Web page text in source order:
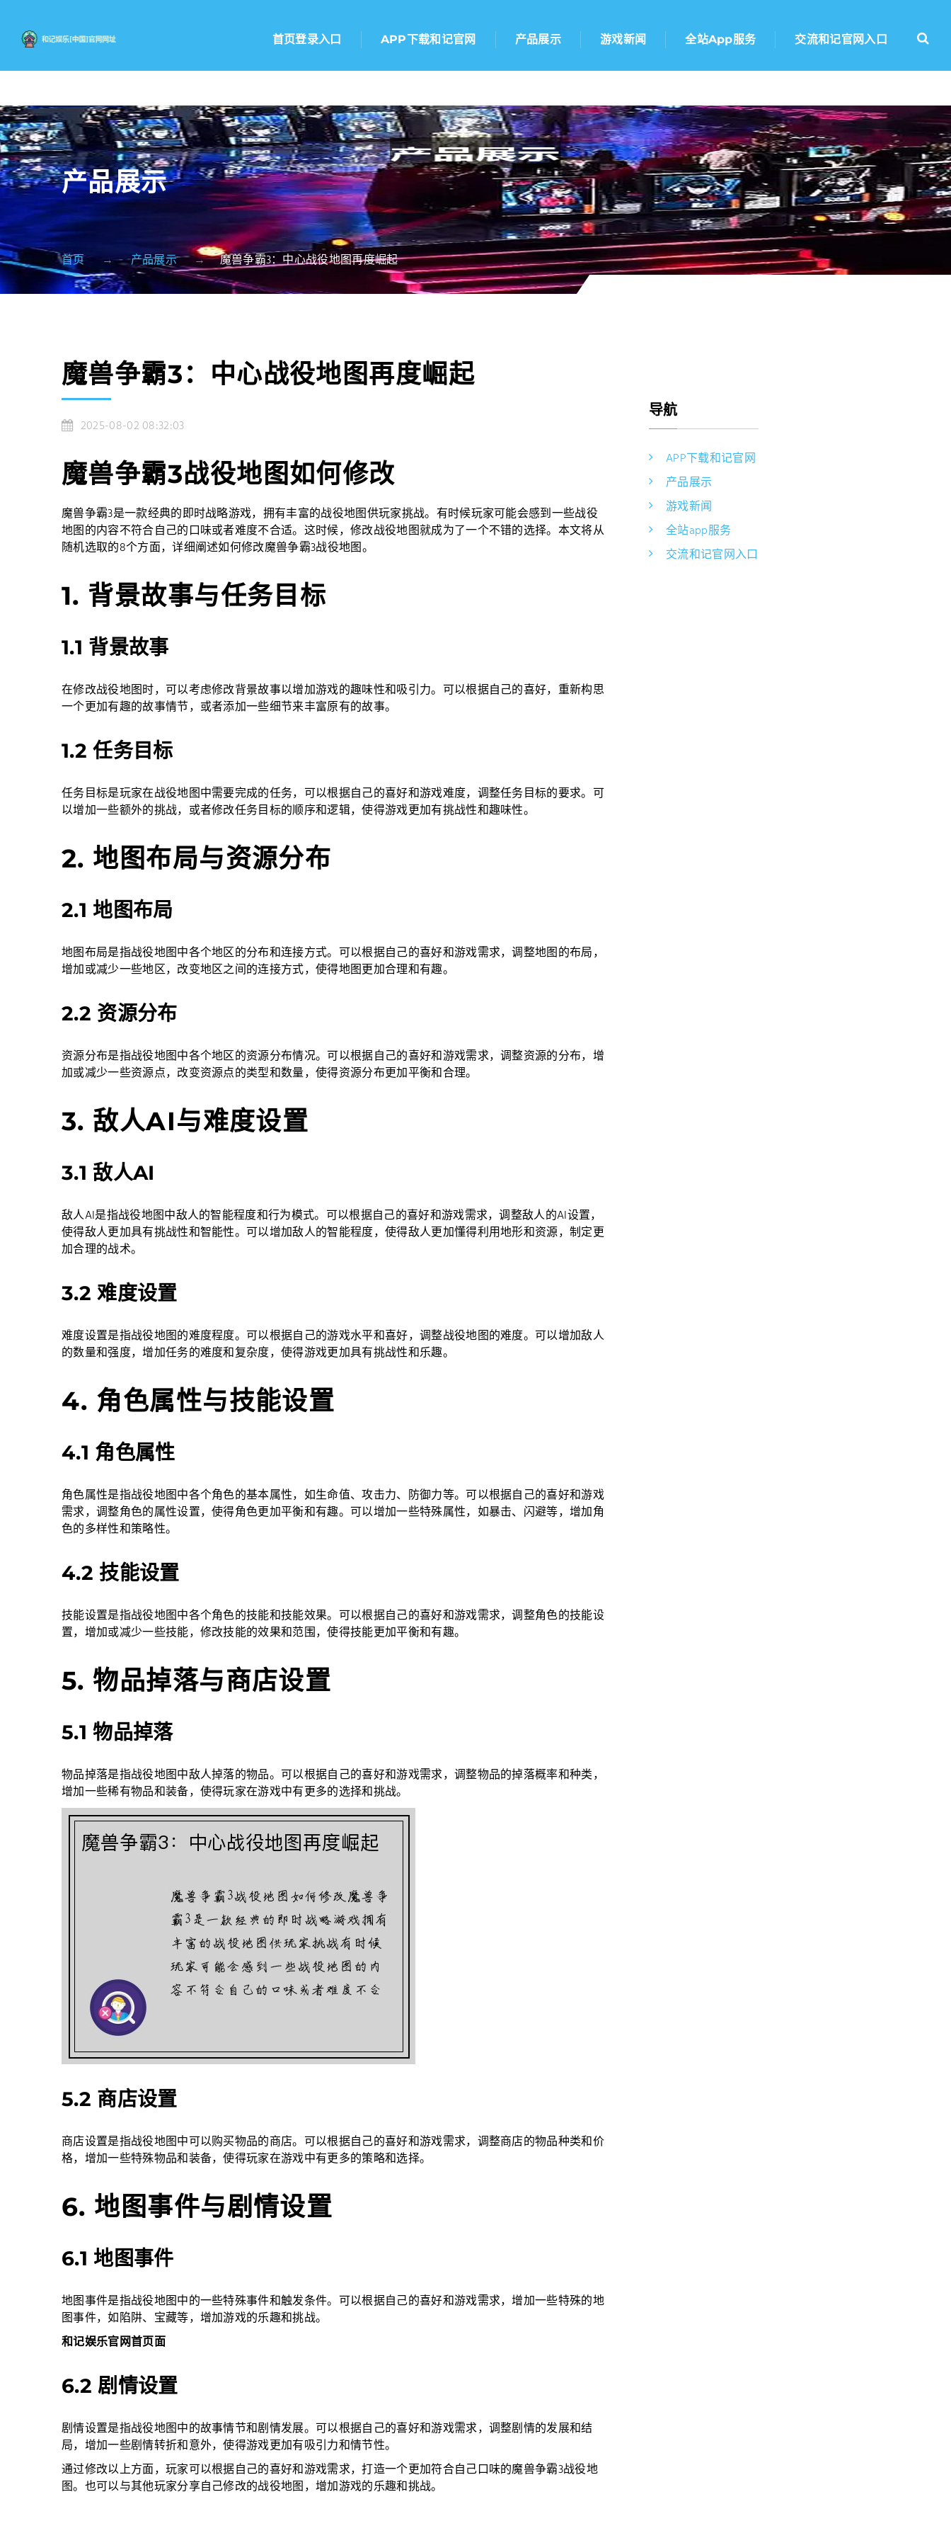
首页登录入口 APP下载和记官网 产品展示 游戏新闻 全站app服务 交流和记官网入口
产品展示
首页 产品展示 魔兽争霸3：中心战役地图再度崛起
魔兽争霸3：中心战役地图再度崛起
2025-08-02 08:32:03
魔兽争霸3战役地图如何修改
魔兽争霸3是一款经典的即时战略游戏，拥有丰富的战役地图供玩家挑战。有时候玩家可能会感到一些战役
地图的内容不符合自己的口味或者难度不合适。这时候，修改战役地图就成为了一个不错的选择。本文将从
随机选取的8个方面，详细阐述如何修改魔兽争霸3战役地图。
1. 背景故事与任务目标
1.1 背景故事
在修改战役地图时，可以考虑修改背景故事以增加游戏的趣味性和吸引力。可以根据自己的喜好，重新构思
一个更加有趣的故事情节，或者添加一些细节来丰富原有的故事。
1.2 任务目标
任务目标是玩家在战役地图中需要完成的任务，可以根据自己的喜好和游戏难度，调整任务目标的要求。可
以增加一些额外的挑战，或者修改任务目标的顺序和逻辑，使得游戏更加有挑战性和趣味性。
2. 地图布局与资源分布
2.1 地图布局
地图布局是指战役地图中各个地区的分布和连接方式。可以根据自己的喜好和游戏需求，调整地图的布局，
增加或减少一些地区，改变地区之间的连接方式，使得地图更加合理和有趣。
2.2 资源分布
资源分布是指战役地图中各个地区的资源分布情况。可以根据自己的喜好和游戏需求，调整资源的分布，增
加或减少一些资源点，改变资源点的类型和数量，使得资源分布更加平衡和合理。
3. 敌人AI与难度设置
3.1 敌人AI
敌人AI是指战役地图中敌人的智能程度和行为模式。可以根据自己的喜好和游戏需求，调整敌人的AI设置，
使得敌人更加具有挑战性和智能性。可以增加敌人的智能程度，使得敌人更加懂得利用地形和资源，制定更
加合理的战术。
3.2 难度设置
难度设置是指战役地图的难度程度。可以根据自己的游戏水平和喜好，调整战役地图的难度。可以增加敌人
的数量和强度，增加任务的难度和复杂度，使得游戏更加具有挑战性和乐趣。
4. 角色属性与技能设置
4.1 角色属性
角色属性是指战役地图中各个角色的基本属性，如生命值、攻击力、防御力等。可以根据自己的喜好和游戏
需求，调整角色的属性设置，使得角色更加平衡和有趣。可以增加一些特殊属性，如暴击、闪避等，增加角
色的多样性和策略性。
4.2 技能设置
技能设置是指战役地图中各个角色的技能和技能效果。可以根据自己的喜好和游戏需求，调整角色的技能设
置，增加或减少一些技能，修改技能的效果和范围，使得技能更加平衡和有趣。
5. 物品掉落与商店设置
5.1 物品掉落
物品掉落是指战役地图中敌人掉落的物品。可以根据自己的喜好和游戏需求，调整物品的掉落概率和种类，
增加一些稀有物品和装备，使得玩家在游戏中有更多的选择和挑战。
5.2 商店设置
商店设置是指战役地图中可以购买物品的商店。可以根据自己的喜好和游戏需求，调整商店的物品种类和价
格，增加一些特殊物品和装备，使得玩家在游戏中有更多的策略和选择。
6. 地图事件与剧情设置
6.1 地图事件
地图事件是指战役地图中的一些特殊事件和触发条件。可以根据自己的喜好和游戏需求，增加一些特殊的地
图事件，如陷阱、宝藏等，增加游戏的乐趣和挑战。
和记娱乐官网首页面
6.2 剧情设置
剧情设置是指战役地图中的故事情节和剧情发展。可以根据自己的喜好和游戏需求，调整剧情的发展和结
局，增加一些剧情转折和意外，使得游戏更加有吸引力和情节性。
通过修改以上方面，玩家可以根据自己的喜好和游戏需求，打造一个更加符合自己口味的魔兽争霸3战役地
图。也可以与其他玩家分享自己修改的战役地图，增加游戏的乐趣和挑战。
导航
APP下载和记官网
产品展示
游戏新闻
全站app服务
交流和记官网入口